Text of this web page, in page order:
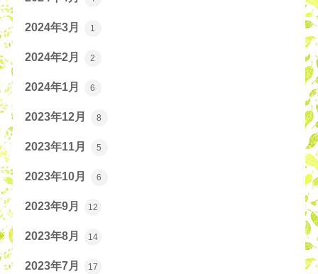
2024年3月 1
2024年2月 2
2024年1月 6
2023年12月 8
2023年11月 5
2023年10月 6
2023年9月 12
2023年8月 14
2023年7月 17